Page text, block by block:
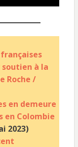
à la
Roche /
en demeure
en Colombie
2023)